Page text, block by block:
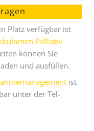
Platz verfügbar ist
Palliativ
können Sie
und ausfüllen.
ist
unter der Tel-